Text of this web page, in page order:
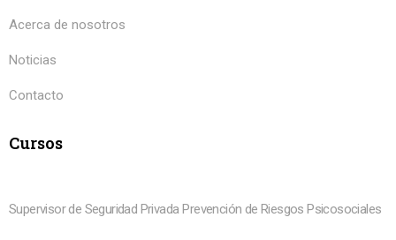
Acerca de nosotros
Noticias
Contacto
Cursos
Supervisor de Seguridad Privada Prevención de Riesgos Psicosociales